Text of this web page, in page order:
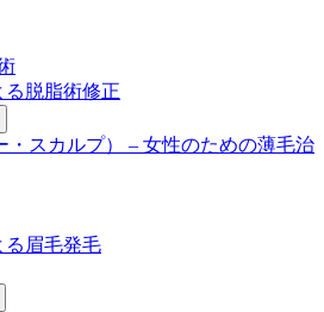
る脱脂術修正
・スカルプ） – 女性のための薄毛治
る眉毛発毛